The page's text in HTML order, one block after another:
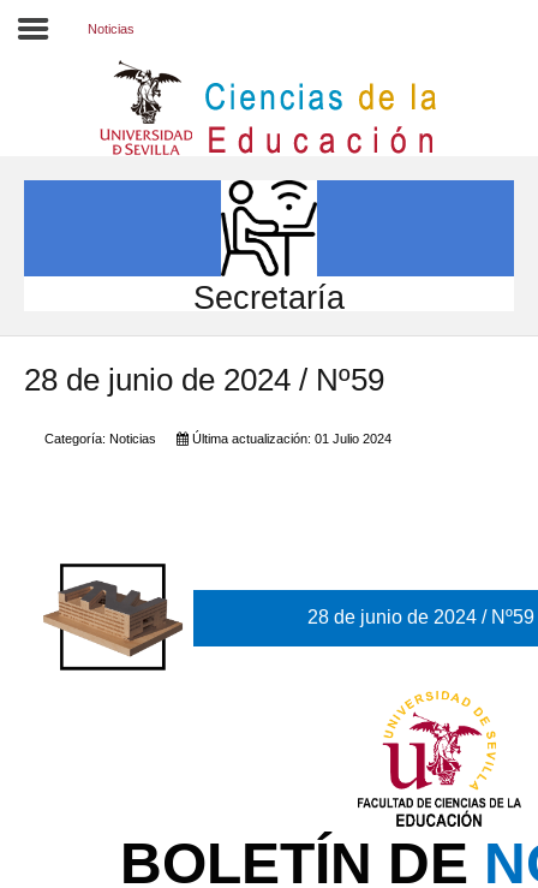
INVESTIGACIÓN
INTERNACIONAL
Directorio FCCE
Noticias
Secretaría
28 de junio de 2024 / Nº59
Categoría: Noticias Última actualización: 01 Julio 2024
28 de junio de 2024 / Nº59
BOLETÍN DE